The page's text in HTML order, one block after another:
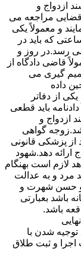
ازدواج و
مراجعه می
و معمولاً یکی
که باید در
می رسد.در روز و
قاضی دادگاه از
گیری می
داده
از دفاتر
باید قطعی
ازدواج و
گواهی
از پزشکی قانونی
ارائه دهد.شهود
لازم است بهنگام
مرد و به عدالت
و حسن شهرت و
باشد بعبارتی
باشد.
توجیه شدن با
و ثبت طلاق